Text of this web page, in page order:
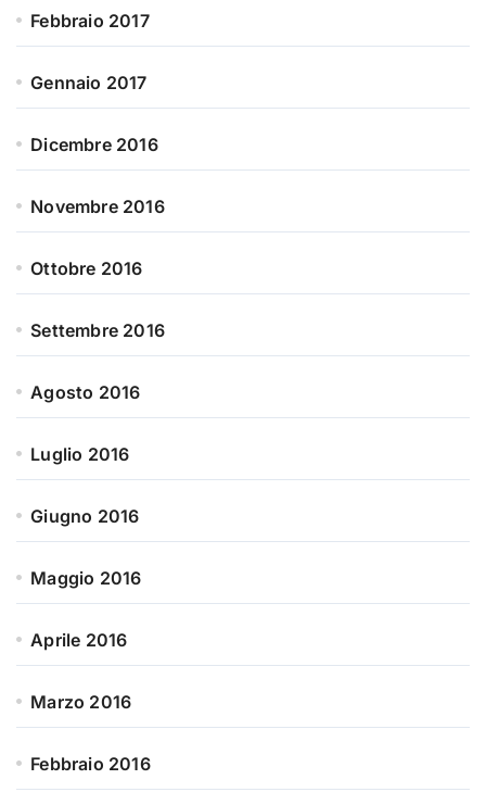
Febbraio 2017
Gennaio 2017
Dicembre 2016
Novembre 2016
Ottobre 2016
Settembre 2016
Agosto 2016
Luglio 2016
Giugno 2016
Maggio 2016
Aprile 2016
Marzo 2016
Febbraio 2016